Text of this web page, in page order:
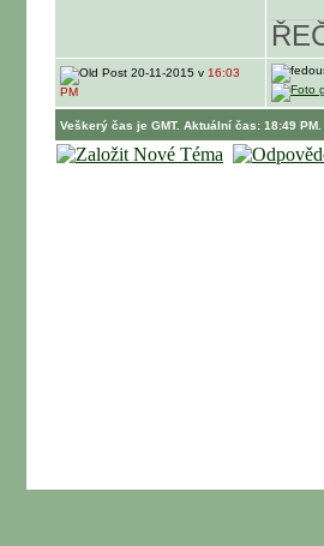
20-11-2015 v 16:03
PM
Veškerý čas je GMT. Aktuální čas: 18:49 PM.